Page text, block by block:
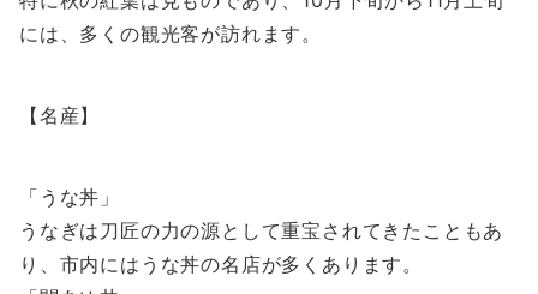
には、多くの観光客が訪れます。
【名産】
「うな丼」
うなぎは刀匠の力の源として重宝されてきたこともあ
り、市内にはうな丼の名店が多くあります。